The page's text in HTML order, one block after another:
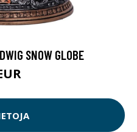
SNOW GLOBE